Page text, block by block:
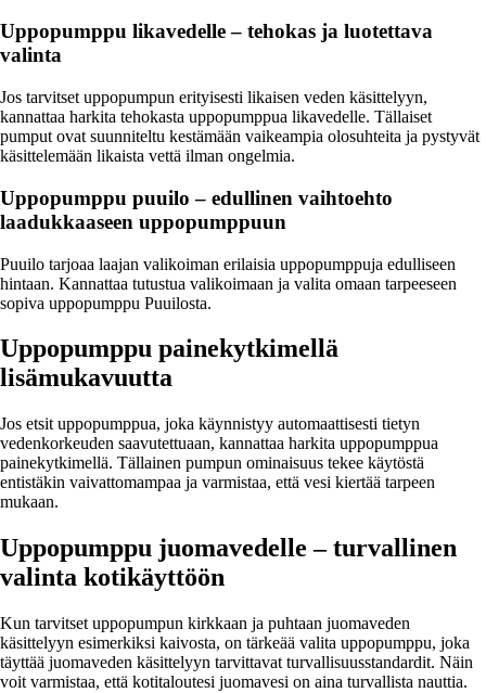
Uppopumppu likavedelle – tehokas ja luotettava
valinta
Jos tarvitset uppopumpun erityisesti likaisen veden käsittelyyn,
kannattaa harkita tehokasta uppopumppua likavedelle. Tällaiset
pumput ovat suunniteltu kestämään vaikeampia olosuhteita ja pystyvät
käsittelemään likaista vettä ilman ongelmia.
Uppopumppu puuilo – edullinen vaihtoehto
laadukkaaseen uppopumppuun
Puuilo tarjoaa laajan valikoiman erilaisia uppopumppuja edulliseen
hintaan. Kannattaa tutustua valikoimaan ja valita omaan tarpeeseen
sopiva uppopumppu Puuilosta.
Uppopumppu painekytkimellä
lisämukavuutta
Jos etsit uppopumppua, joka käynnistyy automaattisesti tietyn
vedenkorkeuden saavutettuaan, kannattaa harkita uppopumppua
painekytkimellä. Tällainen pumpun ominaisuus tekee käytöstä
entistäkin vaivattomampaa ja varmistaa, että vesi kiertää tarpeen
mukaan.
Uppopumppu juomavedelle – turvallinen
valinta kotikäyttöön
Kun tarvitset uppopumpun kirkkaan ja puhtaan juomaveden
käsittelyyn esimerkiksi kaivosta, on tärkeää valita uppopumppu, joka
täyttää juomaveden käsittelyyn tarvittavat turvallisuusstandardit. Näin
voit varmistaa, että kotitaloutesi juomavesi on aina turvallista nauttia.